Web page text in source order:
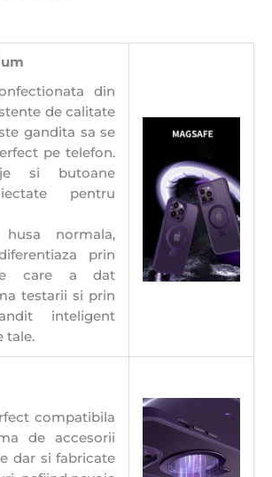
din
de calitate
gandita sa se
pe telefon.
si butoane
pentru
normala,
prin
care a dat
testarii si prin
inteligent
tale.
compatibila
de accesorii
dar si fabricate